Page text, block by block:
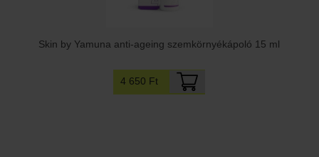
Skin by Yamuna anti-ageing szemkörnyékápoló 15 ml
4 650 Ft